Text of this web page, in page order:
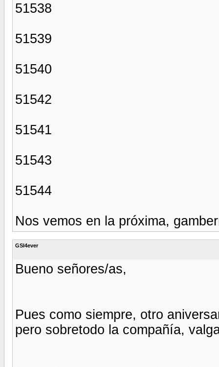
51538
51539
51540
51542
51541
51543
51544
Nos vemos en la próxima,
GSI4ever
Bueno señores/as,
Pues como siempre, otro
pero sobretodo la compañía,